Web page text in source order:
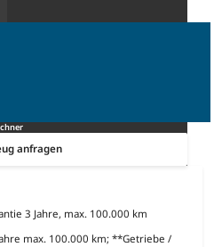
anfragen
3 Jahre, max. 100.000 km
max. 100.000 km; **Getriebe /